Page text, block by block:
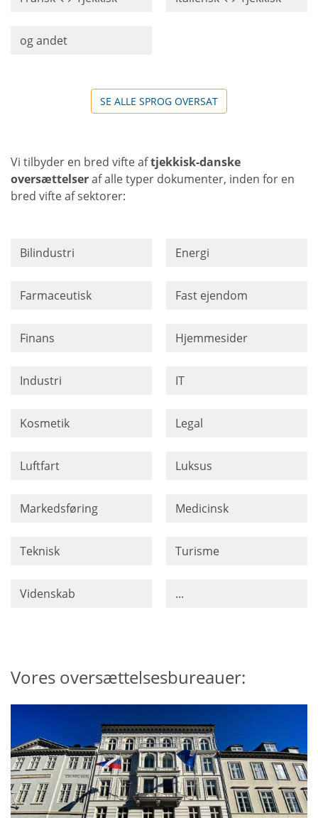
og andet
SE ALLE SPROG OVERSAT
Vi tilbyder en bred vifte aftjekkisk-danske
oversættelseraf alle typer dokumenter, inden for en
bred vifte af sektorer:
Bilindustri Energi
Farmaceutisk Fast ejendom
Finans Hjemmesider
Industri IT
Kosmetik Legal
Luftfart Luksus
Markedsføring Medicinsk
Teknisk Turisme
Videnskab ...
Vores oversættelsesbureauer: